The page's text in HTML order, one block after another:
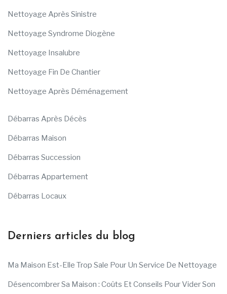
Nettoyage Après Sinistre
Nettoyage Syndrome Diogène
Nettoyage Insalubre
Nettoyage Fin De Chantier
Nettoyage Après Déménagement
Débarras Après Décès
Débarras Maison
Débarras Succession
Débarras Appartement
Débarras Locaux
Derniers articles du blog
Ma Maison Est-Elle Trop Sale Pour Un Service De Nettoyage
Désencombrer Sa Maison : Coûts Et Conseils Pour Vider Son